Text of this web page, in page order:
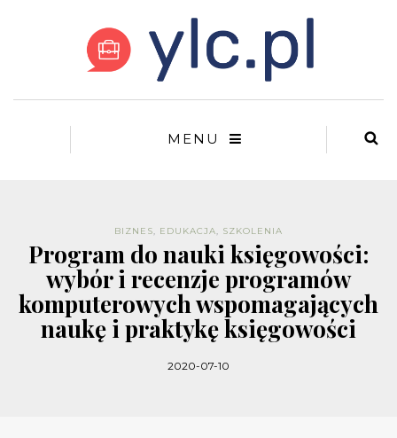
MENU
BIZNES, EDUKACJA, SZKOLENIA
Program do nauki księgowości:
wybór i recenzje programów
komputerowych wspomagających
naukę i praktykę księgowości
2020-07-10